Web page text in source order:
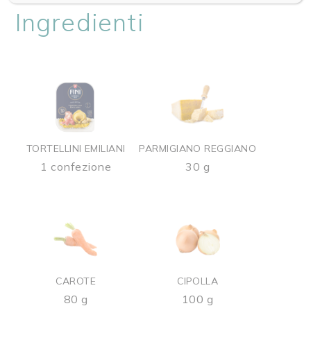
Ingredienti
TORTELLINI EMILIANI
1 confezione
PARMIGIANO REGGIANO
30 g
CAROTE
80 g
CIPOLLA
100 g